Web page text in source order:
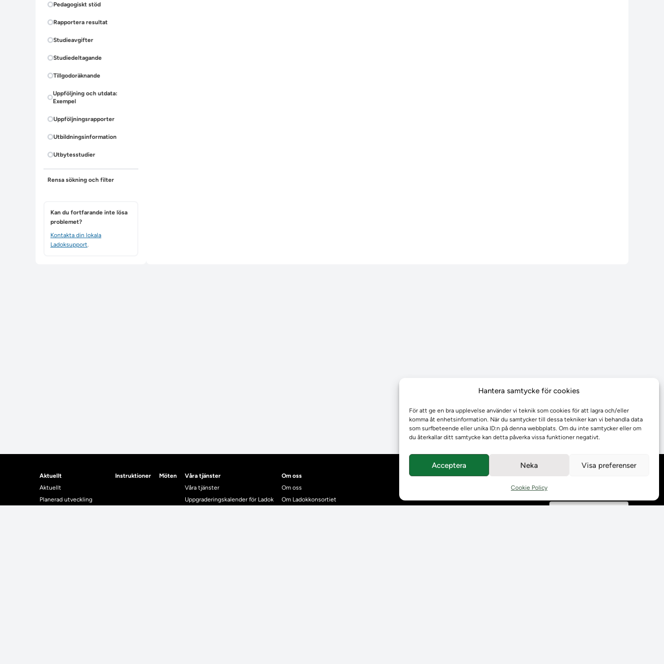
Hantera samtycke för cookies
För att ge en bra upplevelse använder vi teknik som cookies för att lagra och/eller
komma åt enhetsinformation. När du samtycker till dessa tekniker kan vi behandla data
som surfbeteende eller unika ID:n på denna webbplats. Om du inte samtycker eller om
du återkallar ditt samtycke kan detta påverka vissa funktioner negativt.
Acceptera Neka Visa preferenser
Cookie Policy
Pedagogiskt stöd
Rapportera resultat
Studieavgifter
Studiedeltagande
Tillgodoräknande
Uppföljning och utdata:
Exempel
Uppföljningsrapporter
Utbildningsinformation
Utbytesstudier
Rensa sökning och filter
Kan du fortfarande inte lösa
problemet?
Kontakta din lokala
Ladoksupport.
Aktuellt
Aktuellt
Planerad utveckling
Instruktioner Möten
Våra tjänster
Våra tjänster
Uppgraderingskalender för Ladok
Om oss
Om oss
Om Ladokkonsortiet